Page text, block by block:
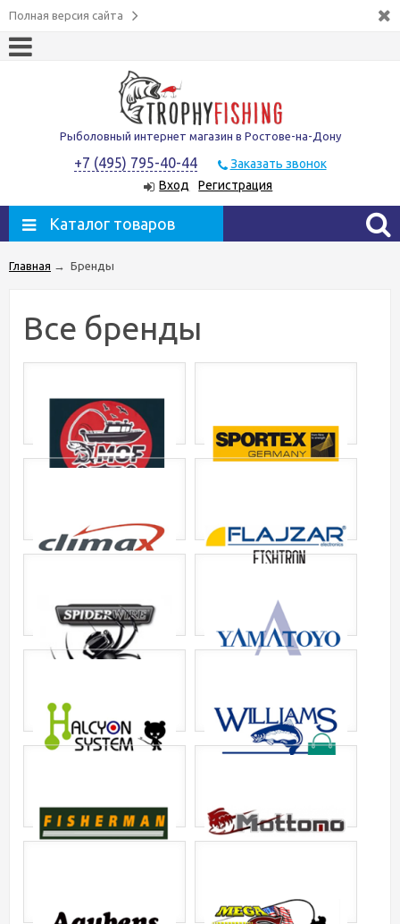
Полная версия сайта
Рыболовный интернет магазин в Ростове-на-Дону
+7 (495) 795-40-44
Заказать звонок
Вход
Регистрация
Каталог товаров
Главная → Бренды
Все бренды